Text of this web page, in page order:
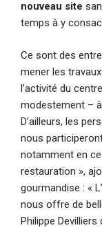
nouveau site
temps à y
Ce sont des
mener les
l’activité du
modestement –
D’ailleurs, les
nous
notamment en
restauration »,
gourmandise : «
nous offre de
Philippe